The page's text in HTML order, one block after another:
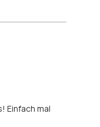
Einfach mal